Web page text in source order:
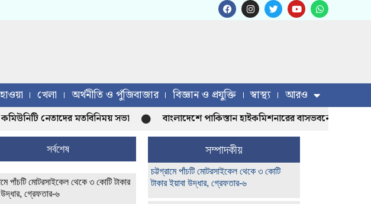
খেলা অর্থনীতি ও পুঁজিবাজার বিজ্ঞান ও প্রযুক্তি স্বাস্থ্য আরও
নেতাদের মতবিনিময় সভা বাংলাদেশে পাকিস্তান হাইকমিশনারের বাসভবনে আগুন
সর্বশেষ
পাঁচটি মোটরসাইকেল থেকে ৩ কোটি টাকার
উদ্ধার, গ্রেফতার-৬
সম্পাদকীয়
চট্টগ্রামে পাঁচটি মোটরসাইকেল থেকে ৩ কোটি
টাকার ইয়াবা উদ্ধার, গ্রেফতার-৬